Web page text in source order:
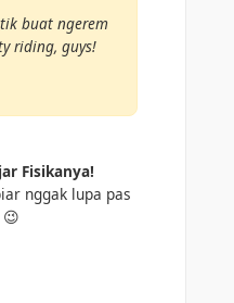
buat ngerem
riding, guys!
Fisikanya!
nggak lupa pas